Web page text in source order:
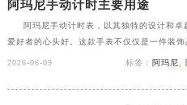
阿玛尼手动计时主要用途
阿玛尼手动计时表，以其独特的设计和
爱好者的心头好。这款手表不仅仅是一件装饰
2026-06-09 标签：阿玛尼 ,